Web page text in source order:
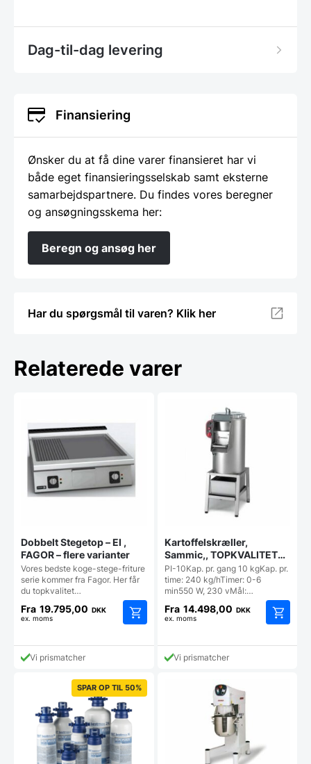
Dag-til-dag levering
Finansiering
Ønsker du at få dine varer finansieret har vi
både eget finansieringsselskab samt eksterne
samarbejdspartnere. Du findes vores beregner
og ansøgningsskema her:
Beregn og ansøg her
Har du spørgsmål til varen? Klik her
Relaterede varer
Dobbelt Stegetop – El ,
FAGOR – flere varianter
Vores bedste koge-stege-friture
serie kommer fra Fagor. Her får
du topkvalitet…
Fra 19.795,00 DKK
ex. moms
vare
varianter.
Mulighederne
kan
vælges
på
varesiden
Vi prismatcher
Kartoffelskræller,
Sammic,, TOPKVALITET
(eksl. understel) 230v
PI-10Kap. pr. gang 10 kgKap. pr.
time: 240 kg/hTimer: 0-6
min550 W, 230 vMål:…
Fra 14.498,00 DKK
ex. moms
vare
Vi prismatcher
SPAR OP TIL 50%